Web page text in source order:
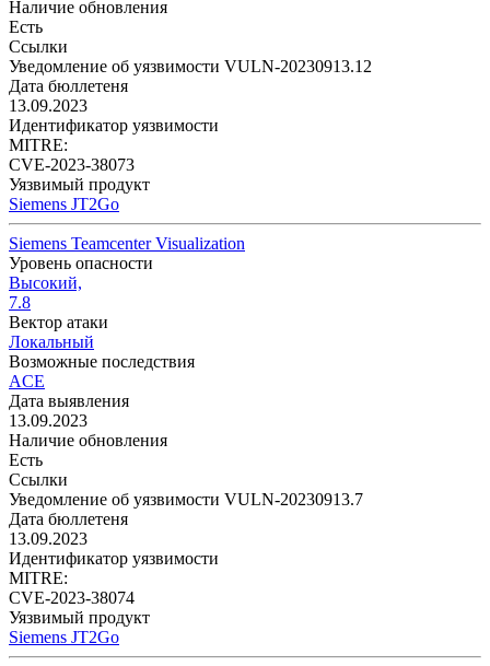
Наличие обновления
Есть
Ссылки
Уведомление об уязвимости VULN-20230913.12
Дата бюллетеня
13.09.2023
Идентификатор уязвимости
MITRE:
CVE-2023-38073
Уязвимый продукт
Siemens JT2Go
Siemens Teamcenter Visualization
Уровень опасности
Высокий,
7.8
Вектор атаки
Локальный
Возможные последствия
ACE
Дата выявления
13.09.2023
Наличие обновления
Есть
Ссылки
Уведомление об уязвимости VULN-20230913.7
Дата бюллетеня
13.09.2023
Идентификатор уязвимости
MITRE:
CVE-2023-38074
Уязвимый продукт
Siemens JT2Go